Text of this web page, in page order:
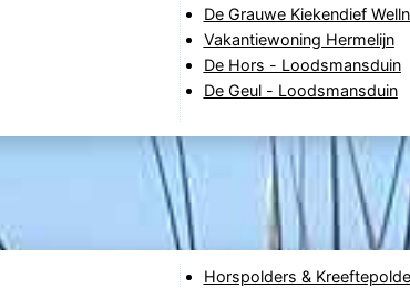
De Grauwe Kiekendief
Vakantiewoning Hermelijn
De Hors - Loodsmansduin
De Geul - Loodsmansduin
Horspolders &